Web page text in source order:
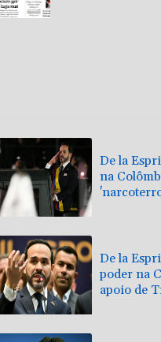
De la
na
De la
poder na
apoio de